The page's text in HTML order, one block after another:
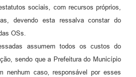
sociais, com recursos próprios,
devendo esta ressalva constar do
OSs.
assumem todos os custos do
sendo que a Prefeitura do Município
nenhum caso, responsável por esses